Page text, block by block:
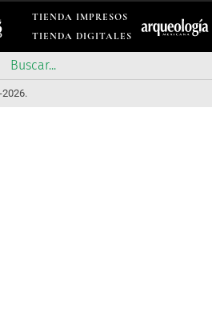
TIENDA IMPRESOS
TIENDA DIGITALES
2026.